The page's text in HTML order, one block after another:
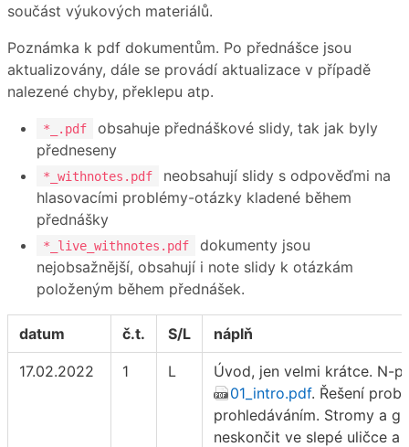
součást výukových materiálů.
Poznámka k pdf dokumentům. Po přednášce jsou
aktualizovány, dále se provádí aktualizace v případě
nalezené chyby, překlepu atp.
*_.pdf
obsahuje přednáškové slidy, tak jak byly
předneseny
*_withnotes.pdf
neobsahují slidy s odpověďmi na
hlasovacími problémy-otázky kladené během
přednášky
*_live_withnotes.pdf
dokumenty jsou
nejobsažnější, obsahují i note slidy k otázkám
položeným během přednášek.
datum č.t. S/L náplň
17.02.2022 1 L
Úvod, jen velmi krátce. N-
01_intro.pdf. Řešení
prohledáváním. Stromy a
neskončit ve slepé uličce a